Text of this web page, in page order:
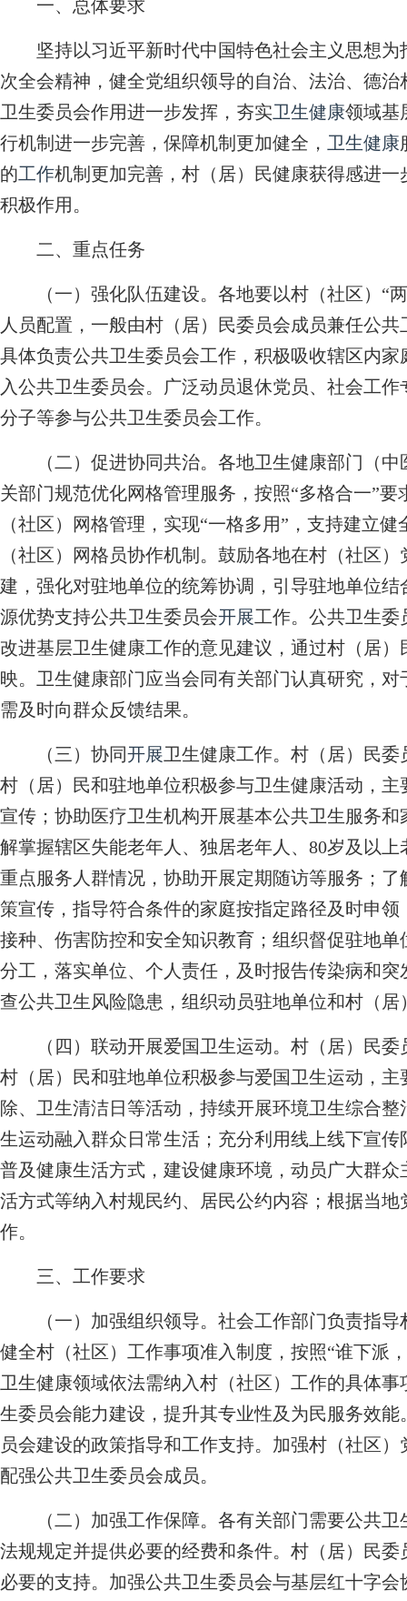
一、总体要求
坚持以习近平新时代中国特色社会主义思想为
次全会精神，健全党组织领导的自治、法治、德
卫生委员会作用进一步发挥，夯实卫生健康领域基
行机制进一步完善，保障机制更加健全， 卫生健康
的工作机制更加完善，村（居）民健康获得感进
积极作用。
二、重点任务
（一）强化队伍建设。各地要以村（社区）“两
人员配置，一般由村（居）民委员会成员兼任公
具体负责公共卫生委员会工作，积极吸收辖区内
入公共卫生委员会。广泛动员退休党员、社会工
分子等参与公共卫生委员会工作。
（二）促进协同共治。各地卫生健康部门（中
关部门规范优化网格管理服务，按照“多格合一”
（社区）网格管理，实现“一格多用”，支持建立
（社区）网格员协作机制。鼓励各地在村（社区
建，强化对驻地单位的统筹协调，引导驻地单位
源优势支持公共卫生委员会开展工作。公共卫生
改进基层卫生健康工作的意见建议，通过村（居
映。卫生健康部门应当会同有关部门认真研究，
需及时向群众反馈结果。
（三）协同开展卫生健康工作。村（居）民
村（居）民和驻地单位积极参与卫生健康活动，
宣传；协助医疗卫生机构开展基本公共卫生服务
解掌握辖区失能老年人、独居老年人、80岁及以
重点服务人群情况，协助开展定期随访等服务；
策宣传，指导符合条件的家庭按指定路径及时申
接种、伤害防控和安全知识教育；组织督促驻地
分工，落实单位、个人责任，及时报告传染病和
查公共卫生风险隐患，组织动员驻地单位和村（
（四）联动开展爱国卫生运动。村（居）民委
村（居）民和驻地单位积极参与爱国卫生运动，
除、卫生清洁日等活动，持续开展环境卫生综合
生运动融入群众日常生活；充分利用线上线下宣
普及健康生活方式，建设健康环境，动员广大群
活方式等纳入村规民约、居民公约内容；根据当
作。
三、工作要求
（一）加强组织领导。社会工作部门负责指导
健全村（社区）工作事项准入制度，按照“谁下派
卫生健康领域依法需纳入村（社区）工作的具体
生委员会能力建设，提升其专业性及为民服务效
员会建设的政策指导和工作支持。加强村（社区
配强公共卫生委员会成员。
（二）加强工作保障。各有关部门需要公共卫
法规规定并提供必要的经费和条件。村（居）民
必要的支持。加强公共卫生委员会与基层红十字